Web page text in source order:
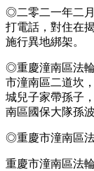
◎二零二一年二
打電話，對住在
施行異地綁架。
◎重慶潼南區法
市潼南區二道坎
城兒子家帶孫子
南區國保大隊孫
◎重慶市潼南區
重慶市潼南區法